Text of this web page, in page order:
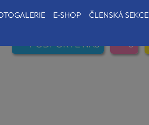
E-SHOP ČLENSKÁ SEKCE
PODPOŘTE NÁS 0